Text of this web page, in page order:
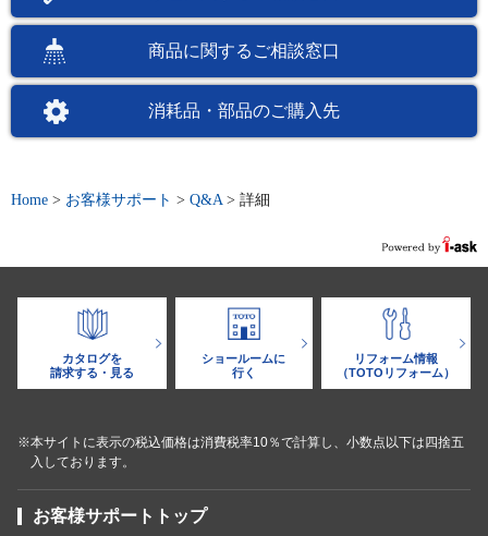
商品に関するご相談窓口
消耗品・部品のご購入先
Home > お客様サポート > Q&A > 詳細
カタログを
請求する・見る
ショールームに
行く
リフォーム情報
（TOTOリフォーム）
※本サイトに表示の税込価格は消費税率10％で計算し、小数点以下は四捨五
入しております。
お客様サポートトップ